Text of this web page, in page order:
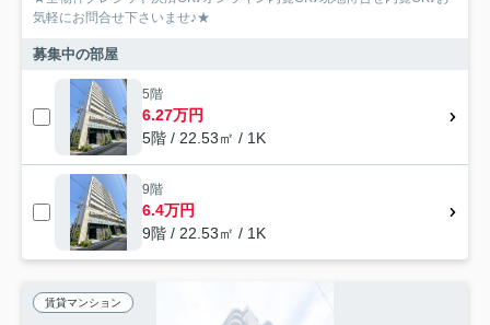
気軽にお問合せ下さいませ♪★
募集中の部屋
5階
6.27万円
5階 / 22.53㎡ / 1K
9階
6.4万円
9階 / 22.53㎡ / 1K
賃貸マンション